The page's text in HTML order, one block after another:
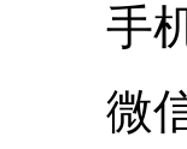
手
微